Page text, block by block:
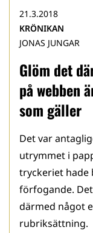
Glöm det
på webben
som gäller
21.3.2018
KRÖNIKAN
JONAS JUNGAR
Det var
utrymmet i
tryckeriet hade
förfogande.
därmed något
rubriksättning.